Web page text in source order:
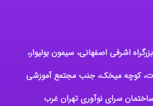
اشرفی اصفهانی، سیمون بولیوار،
کوچه میخک، جنب مجتمع آموزشی